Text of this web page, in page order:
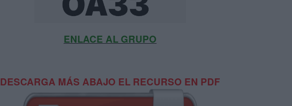
ENLACE AL GRUPO
DESCARGA MÁS ABAJO EL RECURSO EN PDF